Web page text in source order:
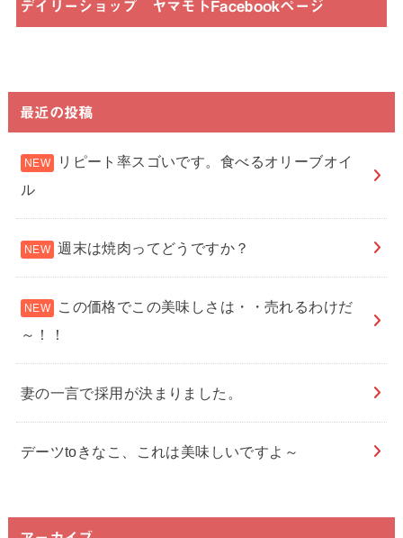
デイリーショップ ヤマモトFacebookページ
最近の投稿
リピート率スゴいです。食べるオリーブオイ
ル
週末は焼肉ってどうですか？
この価格でこの美味しさは・・売れるわけだ
～！！
妻の一言で採用が決まりました。
デーツtoきなこ、これは美味しいですよ～